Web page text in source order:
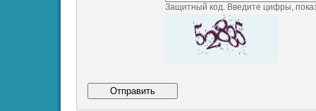
Защитный код. Введите цифры,